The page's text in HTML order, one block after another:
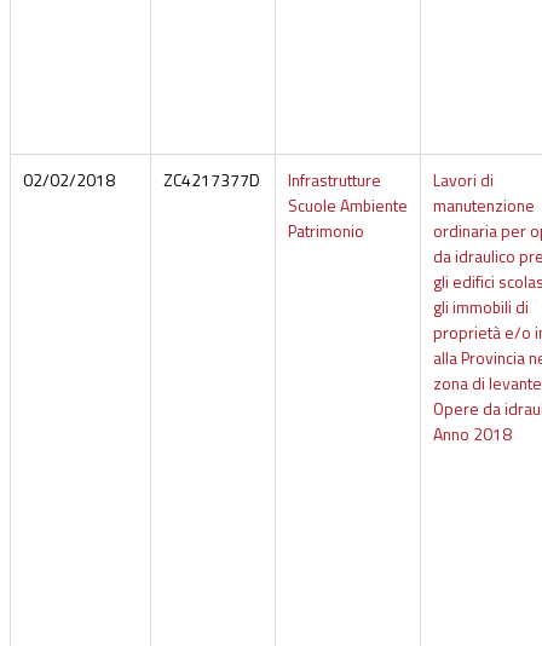
02/02/2018 ZC4217377D
Infrastrutture
Scuole Ambiente
Patrimonio
Lavori di
manutenzione
ordinaria per
da idraulico
gli edifici
gli immobili di
proprietà e/o
alla Provincia
zona di
Opere da
Anno 2018